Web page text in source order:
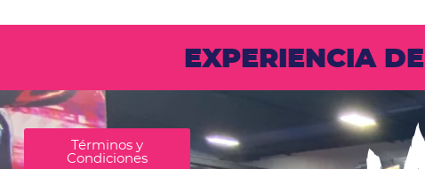
EXPERIENCIA
Términos y
Condiciones